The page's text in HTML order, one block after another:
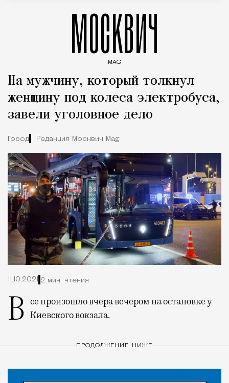
МОСКВИЧ
MAG
На мужчину, который толкнул
женщину под колеса электробуса,
завели уголовное дело
Город Редакция Москвич Mag
11.10.2021 2 мин. чтения
Все произошло вчера вечером на остановке у Киевского вокзала.
ПРОДОЛЖЕНИЕ НИЖЕ